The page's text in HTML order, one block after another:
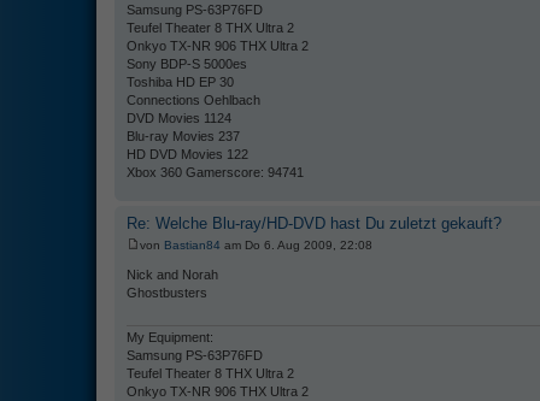
Samsung PS-63P76FD
Teufel Theater 8 THX Ultra 2
Onkyo TX-NR 906 THX Ultra 2
Sony BDP-S 5000es
Toshiba HD EP 30
Connections Oehlbach
DVD Movies 1124
Blu-ray Movies 237
HD DVD Movies 122
Xbox 360 Gamerscore: 94741
Re: Welche Blu-ray/HD-DVD hast Du zuletzt gekauft?
von Bastian84 am Do 6. Aug 2009, 22:08
Nick and Norah
Ghostbusters
My Equipment:
Samsung PS-63P76FD
Teufel Theater 8 THX Ultra 2
Onkyo TX-NR 906 THX Ultra 2